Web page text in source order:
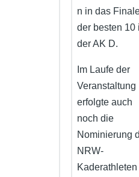
n in das
der besten 10
der AK D.
Im Laufe der
Veranstaltung
erfolgte auch
noch die
Nominierung
NRW-
Kaderathleten